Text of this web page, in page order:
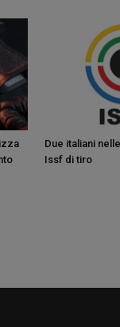
Due italiani
Issf di tiro